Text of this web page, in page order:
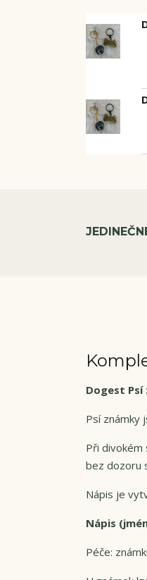
Dogest Psí
Psí známky
Při divokém
bez dozoru
Nápis je
Nápis
Péče: